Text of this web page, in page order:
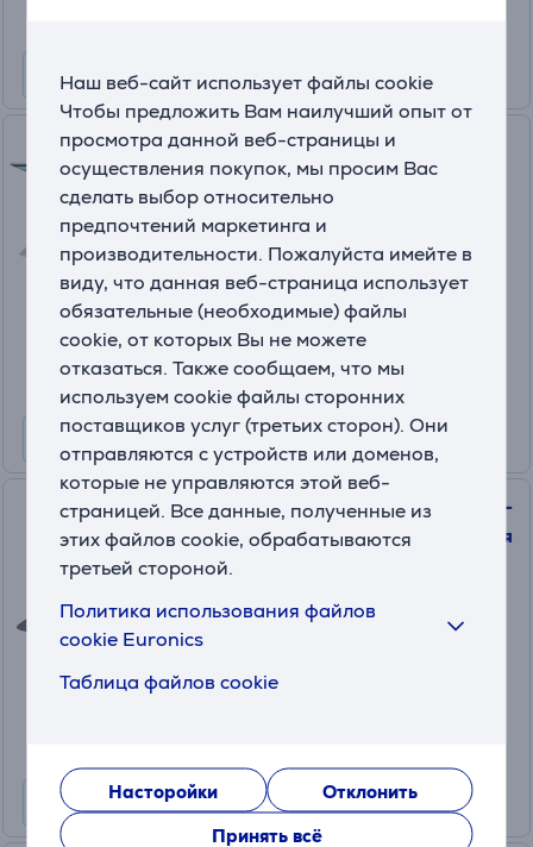
Наш веб-сайт использует файлы cookie
Чтобы предложить Вам наилучший опыт от
просмотра данной веб-страницы и
осуществления покупок, мы просим Вас
сделать выбор относительно
предпочтений маркетинга и
производительности. Пожалуйста имейте в
виду, что данная веб-страница использует
обязательные (необходимые) файлы
cookie, от которых Вы не можете
отказаться. Также сообщаем, что мы
используем cookie файлы сторонних
поставщиков услуг (третьих сторон). Они
отправляются с устройств или доменов,
которые не управляются этой веб-
страницей. Все данные, полученные из
этих файлов cookie, обрабатываются
третьей стороной.
Политика использования файлов
cookie Euronics
Таблица файлов cookie
Насторойки
Отклонить
Принять всё
AXAGON STND-L, темно-
серый - Подставка для
ноутбука
STND-L
На складе
29.99 €
Trust Exto, 16'', темно-серый -
Охлаждающая подставка для
ноутбука
На складе
29